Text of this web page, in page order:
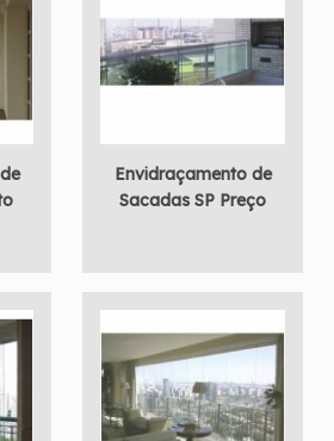
Envidraçamento de
Sacadas SP Preço